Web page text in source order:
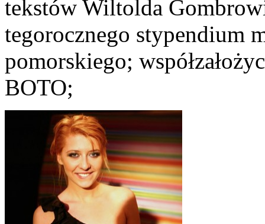
tekstów Wiltolda
tegorocznego stypendium
pomorskiego;
BOTO;